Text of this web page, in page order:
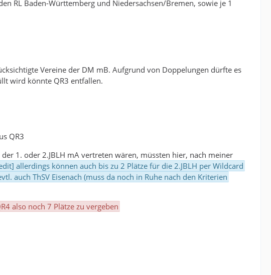
RL Baden-Württemberg und Niedersachsen/Bremen, sowie je 1
Vereine der DM mB. Aufgrund von Doppelungen dürfte es
wird könnte QR3 entfallen.
QR3
1. oder 2.JBLH mA vertreten wären, müssten hier, nach meiner
allerdings können auch bis zu 2 Plätze für die 2.JBLH per Wildcard
auch ThSV Eisenach (muss da noch in Ruhe nach den Kriterien
also noch 7 Plätze zu vergeben